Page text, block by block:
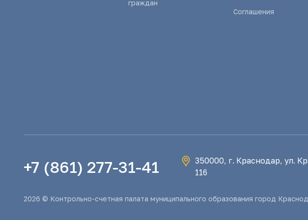
граждан
Соглашения
+7 (861) 277-31-41
350000, г. Краснодар, ул.
116
2026 © Контрольно-счетная палата муниципального образования город